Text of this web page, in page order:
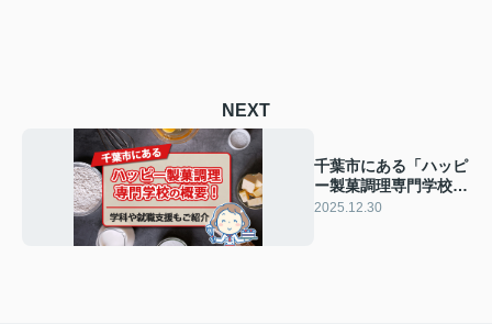
NEXT
千葉市にある「ハッピ
ー製菓調理専門学校」
の概要！学科や就職支
2025.12.30